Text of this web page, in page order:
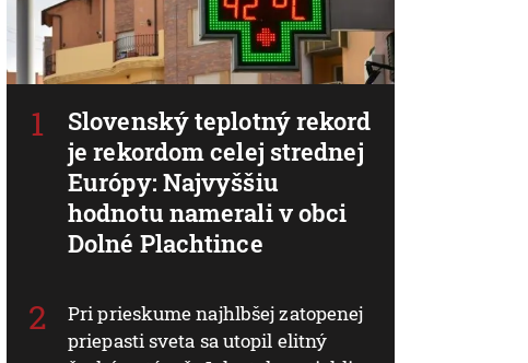
Slovenský teplotný rekord
je rekordom celej strednej
Európy: Najvyššiu
hodnotu namerali v obci
Dolné Plachtince
Pri prieskume najhlbšej zatopenej
priepasti sveta sa utopil elitný